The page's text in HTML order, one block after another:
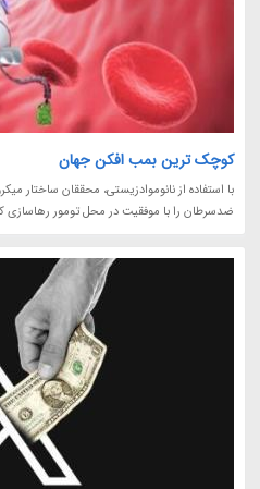
کوچک ترین بمب افکن جهان
با استفاده از نانوموادزیستی، محققان ساختار
ضدسرطان را با موفقیت در محل تومور رهاسازی